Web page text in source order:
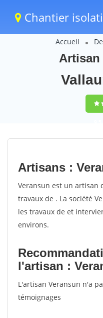
Chantier
Accueil
Artisan
9,5
Artisans :
Veransun est un artisan
travaux de . La société
les travaux de et
environs.
l'artisan :
L'artisan Veransun n'a
témoignages